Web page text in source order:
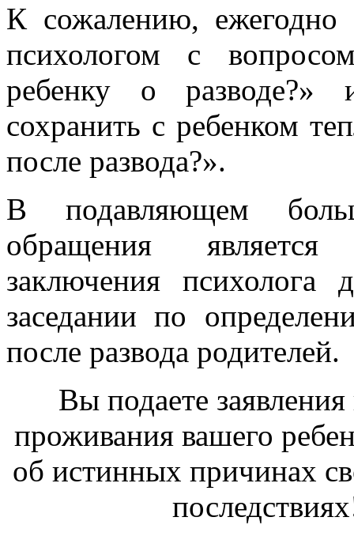
К сожалению,
психологом с
ребенку о
сохранить с ребенком
после развода?».
В подавляющем
обращения является
заключения психолога
заседании по
после развода родителей.
Вы подаете
проживания вашего
об истинных причинах